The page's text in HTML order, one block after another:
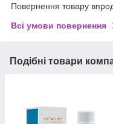
Повернення товару
Всі умови повернення
Подібні товари